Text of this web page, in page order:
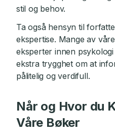
stil og behov.
Ta også hensyn til
ekspertise. Mange av
eksperter innen
ekstra trygghet om at
pålitelig og verdifull.
Når og Hvor du
Våre Bøker